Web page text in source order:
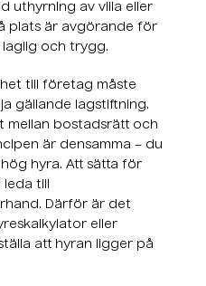
uthyrning av villa eller
plats är avgörande för
laglig och trygg.
till företag måste
gällande lagstiftning.
mellan bostadsrätt och
är densamma – du
hyra. Att sätta för
till
Därför är det
eller
att hyran ligger på